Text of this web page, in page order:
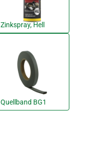
Zinkspray, Hell
Quellband BG1